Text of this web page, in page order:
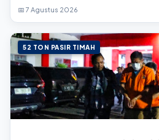
📅 7 Agustus 2026
52 TON PASIR TIMAH